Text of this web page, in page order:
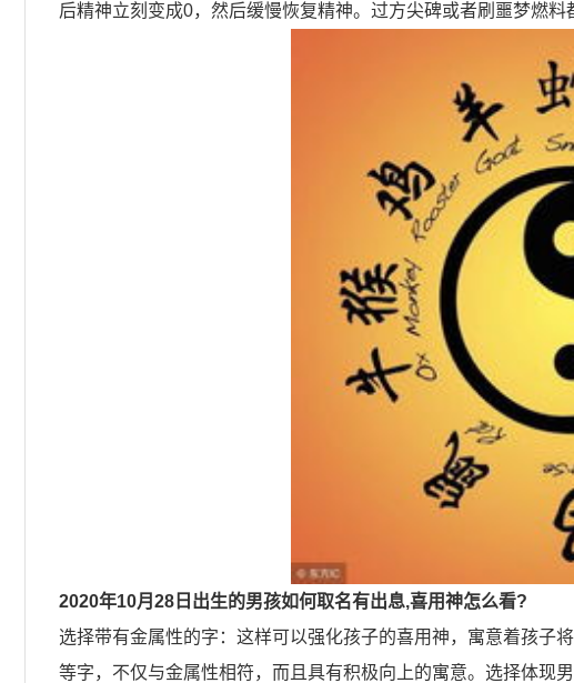
后精神立刻变成0，然后缓慢恢复精神。过方尖碑或者刷噩梦燃
2020年10月28日出生的男孩如何取名有出息,喜用神怎么看?
选择带有金属性的字：这样可以强化孩子的喜用神，寓意着孩子将
等字，不仅与金属性相符，而且具有积极向上的寓意。选择体现